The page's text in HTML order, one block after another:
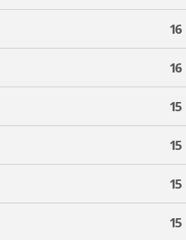
16
16
15
15
15
15